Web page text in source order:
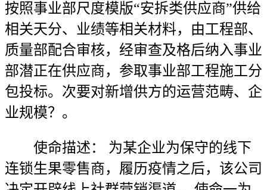
按照事业部尺度模版“安拆类供应商”供给
相关天分、业绩等相关材料，由工程部、
质量部配合审核，经审查及格后纳入事业
部潜正在供应商，参取事业部工程施工分
包投标。次要对新增供方的运营范畴、企
业规模？。
使命描述： 为某企业为保守的线下
连锁生果零售商，履历疫情之后，该公司